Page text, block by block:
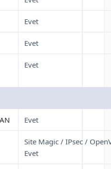
Evet
Evet
Evet
Evet
Site Magic / IPsec /
Evet